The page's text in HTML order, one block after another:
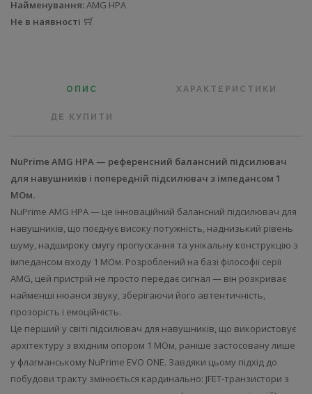
Найменування:AMG HPA
Не в наявності
ОПИС ХАРАКТЕРИСТИКИ
ДЕ КУПИТИ
NuPrime AMG HPA — референсний балансний підсилювач
для навушників і попередній підсилювач з імпедансом 1
МОм.
NuPrime AMG HPA — це інноваційний балансний підсилювач для
навушників, що поєднує високу потужність, наднизький рівень
шуму, надшироку смугу пропускання та унікальну конструкцію з
імпедансом входу 1 МОм. Розроблений на базі філософії серії
AMG, цей пристрій не просто передає сигнал — він розкриває
найменші нюанси звуку, зберігаючи його автентичність,
прозорість і емоційність.
Це перший у світі підсилювач для навушників, що використовує
архітектуру з вхідним опором 1 МОм, раніше застосовану лише
у флагманському NuPrime EVO ONE. Завдяки цьому підхід до
побудови тракту змінюється кардинально: JFET-транзистори з